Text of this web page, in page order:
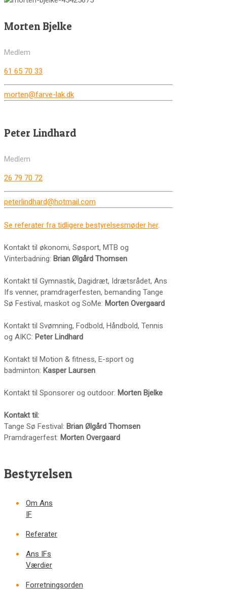
Morten Bjelke
Medlem
61 65 70 33
morten@farve-lak.dk
Peter Lindhard
Medlem
26 79 70 72
peterlindhard@hotmail.com
Se referater fra tidligere bestyrelsesmøder her.
Kontakt til økonomi, Søsport, MTB og
Vinterbadning: Brian Ølgård Thomsen
Kontakt til Gymnastik, Dagidræt, Idrætsrådet, Ans
Ifs venner, pramdragerfesten, bemanding Tange
Sø Festival, maskot og SoMe: Morten Overgaard
Kontakt til Svømning, Fodbold, Håndbold, Tennis
og AIKC: Peter Lindhard
Kontakt til Motion & fitness, E-sport og
badminton: Kasper Laursen
Kontakt til Sponsorer og outdoor: Morten Bjelke
Kontakt til:
Tange Sø Festival: Brian Ølgård Thomsen
Pramdragerfest: Morten Overgaard
Bestyrelsen
Om Ans
IF
Referater
Ans IFs
Værdier
Forretningsorden